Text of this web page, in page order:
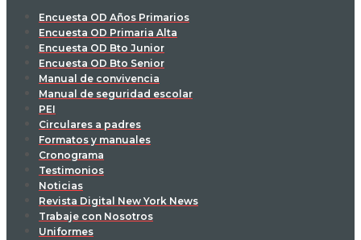
Encuesta OD Años Primarios
Encuesta OD Primaria Alta
Encuesta OD Bto Junior
Encuesta OD Bto Senior
Manual de convivencia
Manual de seguridad escolar
PEI
Circulares a padres
Formatos y manuales
Cronograma
Testimonios
Noticias
Revista Digital New York News
Trabaje con Nosotros
Uniformes